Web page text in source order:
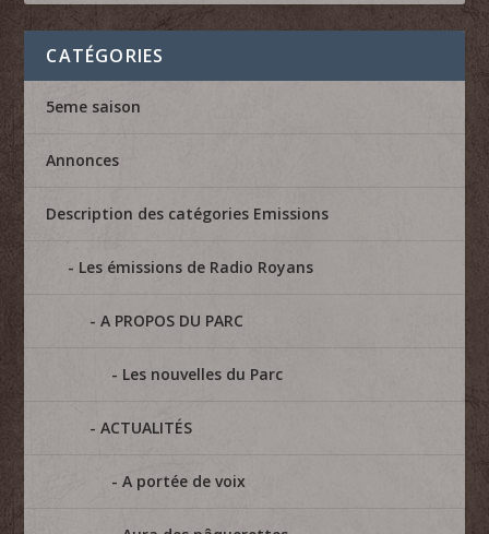
CATÉGORIES
5eme saison
Annonces
Description des catégories Emissions
Les émissions de Radio Royans
A PROPOS DU PARC
Les nouvelles du Parc
ACTUALITÉS
A portée de voix